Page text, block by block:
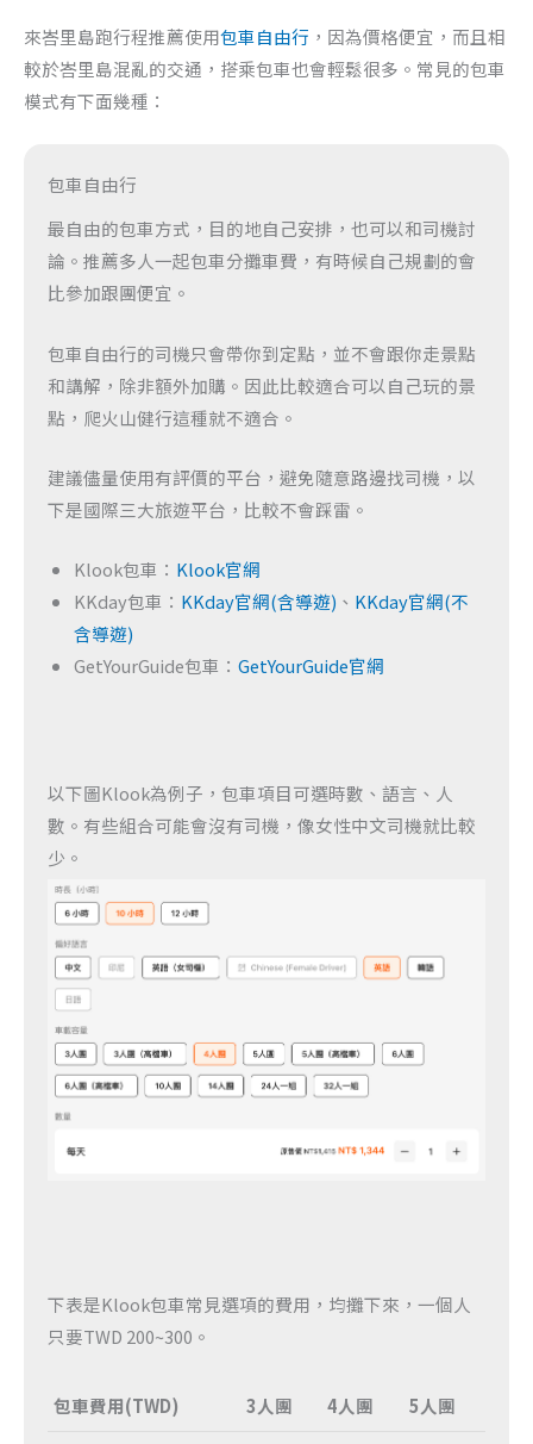
來峇里島跑行程推薦使用包車自由行 ，因為價格便宜，而且相
較於峇里島混亂的交通，搭乘包車也會輕鬆很多。常見的包車
模式有下面幾種：
包車自由行
最自由的包車方式，目的地自己安排，也可以和司機討
論。推薦多人一起包車分攤車費，有時候自己規劃的會
比參加跟團便宜。
包車自由行的司機只會帶你到定點，並不會跟你走景點
和講解，除非額外加購。因此比較適合可以自己玩的景
點，爬火山健行這種就不適合。
建議儘量使用有評價的平台，避免隨意路邊找司機，以
下是國際三大旅遊平台，比較不會踩雷。
Klook包車： Klook官網
KKday包車： KKday官網(含導遊) 、 KKday官網(不
含導遊)
GetYourGuide包車： GetYourGuide官網
以下圖Klook為例子，包車項目可選時數、語言、人
數。有些組合可能會沒有司機，像女性中文司機就比較
少。
下表是Klook包車常見選項的費用，均攤下來，一個人
只要TWD 200~300。
包車費用(TWD) 3人團 4人團 5人團